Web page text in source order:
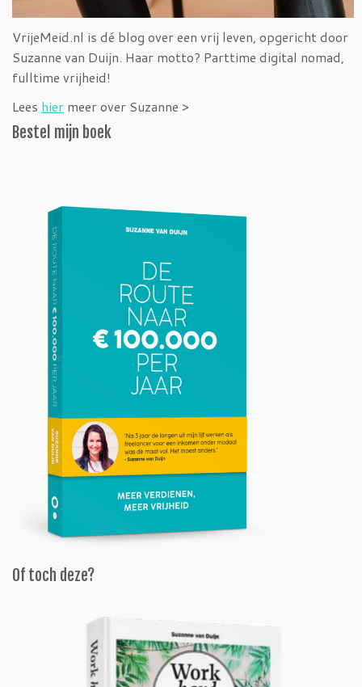
VrijeMeid.nl is dé blog over een vrij leven, opgericht door
Suzanne van Duijn. Haar motto? Parttime digital nomad,
fulltime vrijheid!
Lees hier meer over Suzanne >
Bestel mijn boek
Of toch deze?